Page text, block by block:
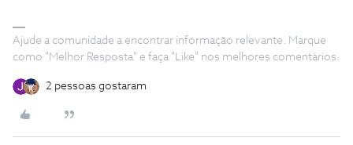
Ajude a comunidade a encontrar informação relevante. Marque
como "Melhor Resposta" e faça "Like" nos melhores comentários.
2 pessoas gostaram